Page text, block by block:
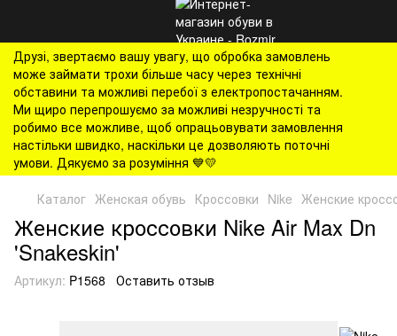
Друзі, звертаємо вашу увагу, що обробка замовлень
може займати трохи більше часу через технічні
обставини та можливі перебої з електропостачанням.
Ми щиро перепрошуємо за можливі незручності та
робимо все можливе, щоб опрацьовувати замовлення
настільки швидко, наскільки це дозволяють поточні
умови. Дякуємо за розуміння 💙💛
Каталог Женская обувь Кроссовки Nike Женские
Женские кроссовки Nike Air Max Dn
'Snakeskin'
Артикул: P1568 Оставить отзыв